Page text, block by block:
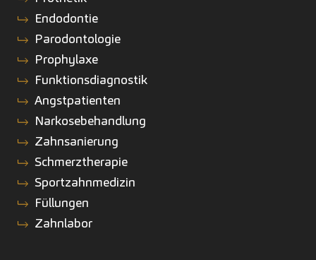
Endodontie
Parodontologie
Prophylaxe
Funktionsdiagnostik
Angstpatienten
Narkosebehandlung
Zahnsanierung
Schmerztherapie
Sportzahnmedizin
Füllungen
Zahnlabor